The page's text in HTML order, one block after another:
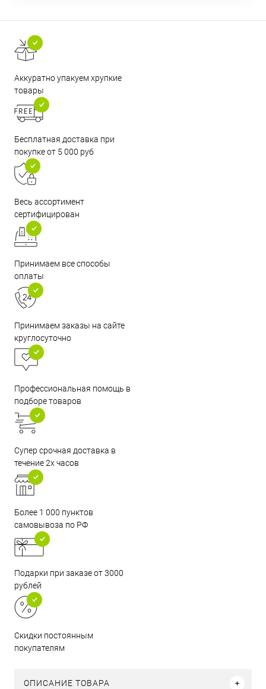
Аккуратно упакуем хрупкие
товары
Бесплатная доставка при
покупке от 5 000 руб
Весь ассортимент
сертифицирован
Принимаем все способы
оплаты
Принимаем заказы на сайте
круглосуточно
Профессиональная помощь в
подборе товаров
Супер срочная доставка в
течение 2х часов
Более 1 000 пунктов
самовывоза по РФ
Подарки при заказе от 3000
рублей
Скидки постоянным
покупателям
ОПИСАНИЕ ТОВАРА